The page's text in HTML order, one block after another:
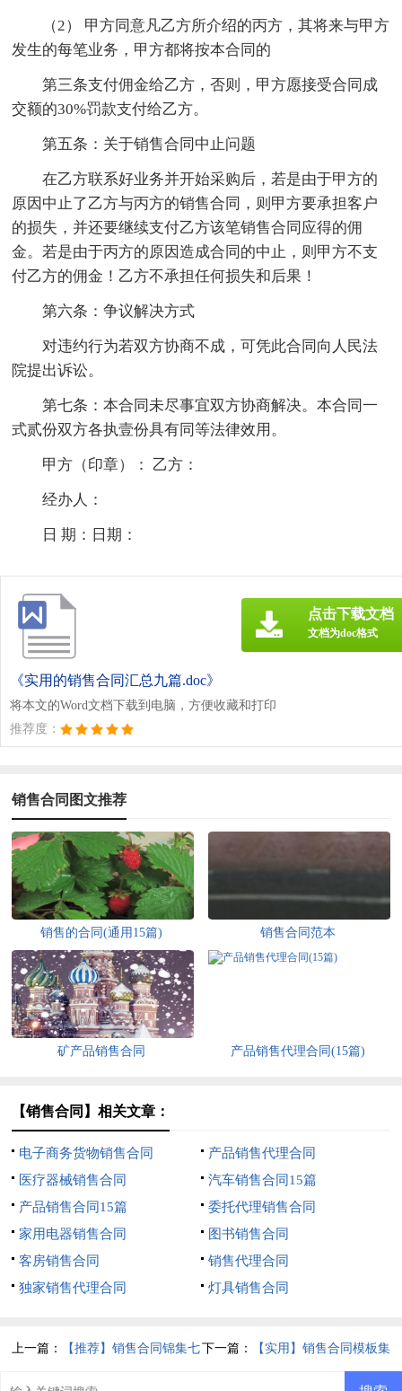
（2） 甲方同意凡乙方所介绍的丙方，其将来与甲方
发生的每笔业务，甲方都将按本合同的
第三条支付佣金给乙方，否则，甲方愿接受合同成
交额的30%罚款支付给乙方。
第五条：关于销售合同中止问题
在乙方联系好业务并开始采购后，若是由于甲方的
原因中止了乙方与丙方的销售合同，则甲方要承担客户
的损失，并还要继续支付乙方该笔销售合同应得的佣
金。若是由于丙方的原因造成合同的中止，则甲方不支
付乙方的佣金！乙方不承担任何损失和后果！
第六条：争议解决方式
对违约行为若双方协商不成，可凭此合同向人民法
院提出诉讼。
第七条：本合同未尽事宜双方协商解决。本合同一
式贰份双方各执壹份具有同等法律效用。
甲方（印章）： 乙方：
经办人：
日 期：日期：
《实用的销售合同汇总九篇.doc》
将本文的Word文档下载到电脑，方便收藏和打印
推荐度：
点击下载文档
文档为doc格式
销售合同图文推荐
销售的合同(通用15篇) 销售合同范本
矿产品销售合同 产品销售代理合同(15篇)
【销售合同】相关文章：
电子商务货物销售合同
产品销售代理合同
医疗器械销售合同
汽车销售合同15篇
产品销售合同15篇
委托代理销售合同
家用电器销售合同
图书销售合同
客房销售合同
销售代理合同
独家销售代理合同
灯具销售合同
上一篇： 【推荐】销售合同锦集七下一篇： 【实用】销售合同模板集